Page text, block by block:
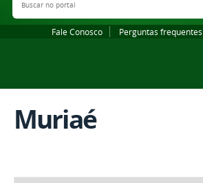
Fale Conosco Perguntas frequentes
Muriaé